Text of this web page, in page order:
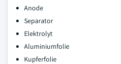
Anode
Separator
Elektrolyt
Aluminiumfolie
Kupferfolie